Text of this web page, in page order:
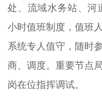
北京宣传文化引导基
宣传思想文化人才
专题
资料库
处、流域水务站、河
小时值班制度，值班
系统专人值守，随时
商、调度。重要节点
岗在位指挥调试。